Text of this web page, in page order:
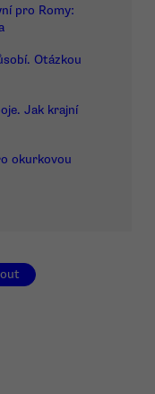
pro Romy:
Otázkou
Jak krajní
okurkovou